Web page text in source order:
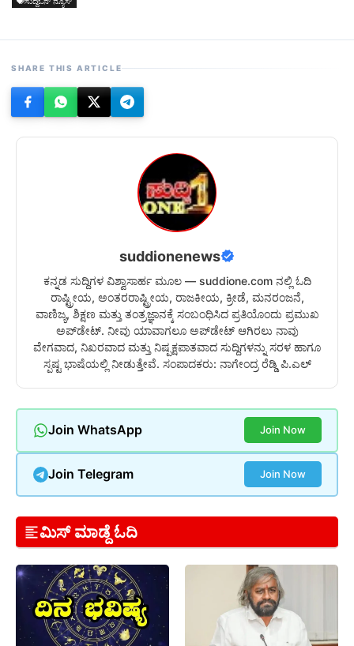
SHARE THIS ARTICLE
suddionenews
ಕನ್ನಡ ಸುದ್ದಿಗಳ ವಿಶ್ವಾಸಾರ್ಹ ಮೂಲ — suddione.com ನಲ್ಲಿ ಓದಿ
ರಾಷ್ಟ್ರೀಯ, ಅಂತರರಾಷ್ಟ್ರೀಯ, ರಾಜಕೀಯ, ಕ್ರೀಡೆ, ಮನರಂಜನೆ,
ವಾಣಿಜ್ಯ, ಶಿಕ್ಷಣ ಮತ್ತು ತಂತ್ರಜ್ಞಾನಕ್ಕೆ ಸಂಬಂಧಿಸಿದ ಪ್ರತಿಯೊಂದು ಪ್ರಮುಖ
ಅಪ್‌ಡೇಟ್. ನೀವು ಯಾವಾಗಲೂ ಅಪ್‌ಡೇಟ್ ಆಗಿರಲು ನಾವು
ವೇಗವಾದ, ನಿಖರವಾದ ಮತ್ತು ನಿಷ್ಪಕ್ಷಪಾತವಾದ ಸುದ್ದಿಗಳನ್ನು ಸರಳ ಹಾಗೂ
ಸ್ಪಷ್ಟ ಭಾಷೆಯಲ್ಲಿ ನೀಡುತ್ತೇವೆ. ಸಂಪಾದಕರು: ನಾಗೇಂದ್ರ ರೆಡ್ಡಿ ಪಿ.ಎಲ್
Join WhatsApp Join Now
Join Telegram Join Now
ಮಿಸ್ ಮಾಡ್ದೆ ಓದಿ